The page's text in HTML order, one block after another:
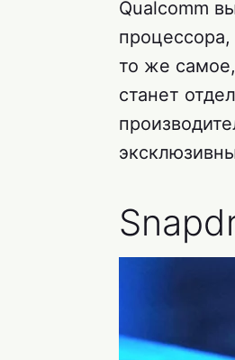
Qualcomm
процессора,
то же
станет